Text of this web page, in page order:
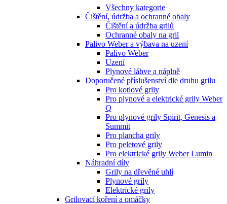
Všechny kategorie
Čištění, údržba a ochranné obaly
Čištění a údržba grilů
Ochranné obaly na gril
Palivo Weber a výbava na uzení
Palivo Weber
Uzení
Plynové láhve a náplně
Doporučené příslušenství dle druhu grilu
Pro kotlové grily
Pro plynové a elektrické grily Weber
Q
Pro plynové grily Spirit, Genesis a
Summit
Pro plancha grily
Pro peletové grily
Pro elektrické grily Weber Lumin
Náhradní díly
Grily na dřevěné uhlí
Plynové grily
Elektrické grily
Grilovací koření a omáčky